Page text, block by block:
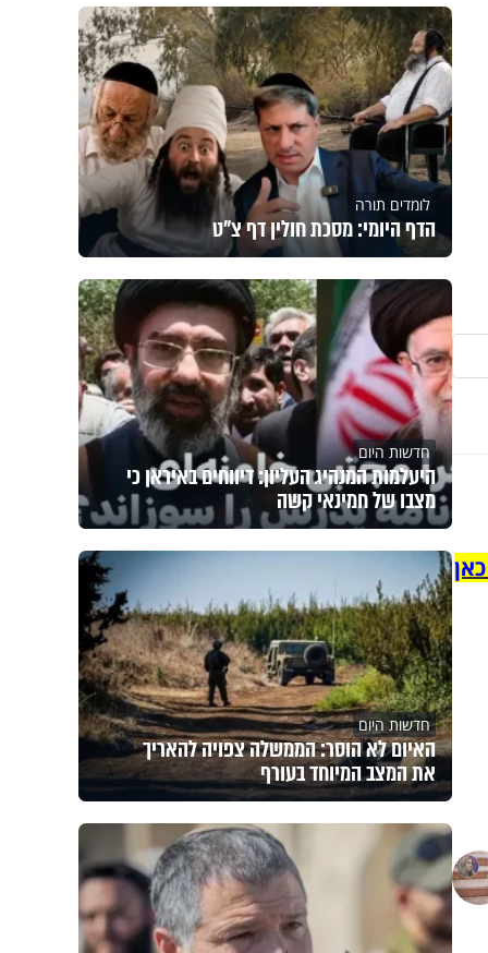
לומדים תורה
הדף היומי: מסכת חולין דף צ"ט
חדשות היום
היעלמות המנהיג העליון: דיווחים באיראן כי
מצבו של חמינאי קשה
חדשות היום
האיום לא הוסר: הממשלה צפויה להאריך
את המצב המיוחד בעורף